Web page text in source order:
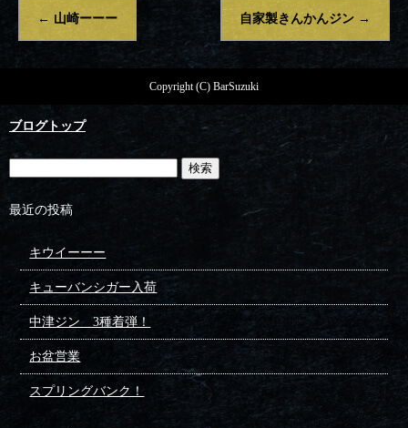
← 山崎ーーー 自家製きんかんジン →
Copyright (C) BarSuzuki
ブログトップ
最近の投稿
キウイーーー
キューバンシガー入荷
中津ジン 3種着弾！
お盆営業
スプリングバンク！